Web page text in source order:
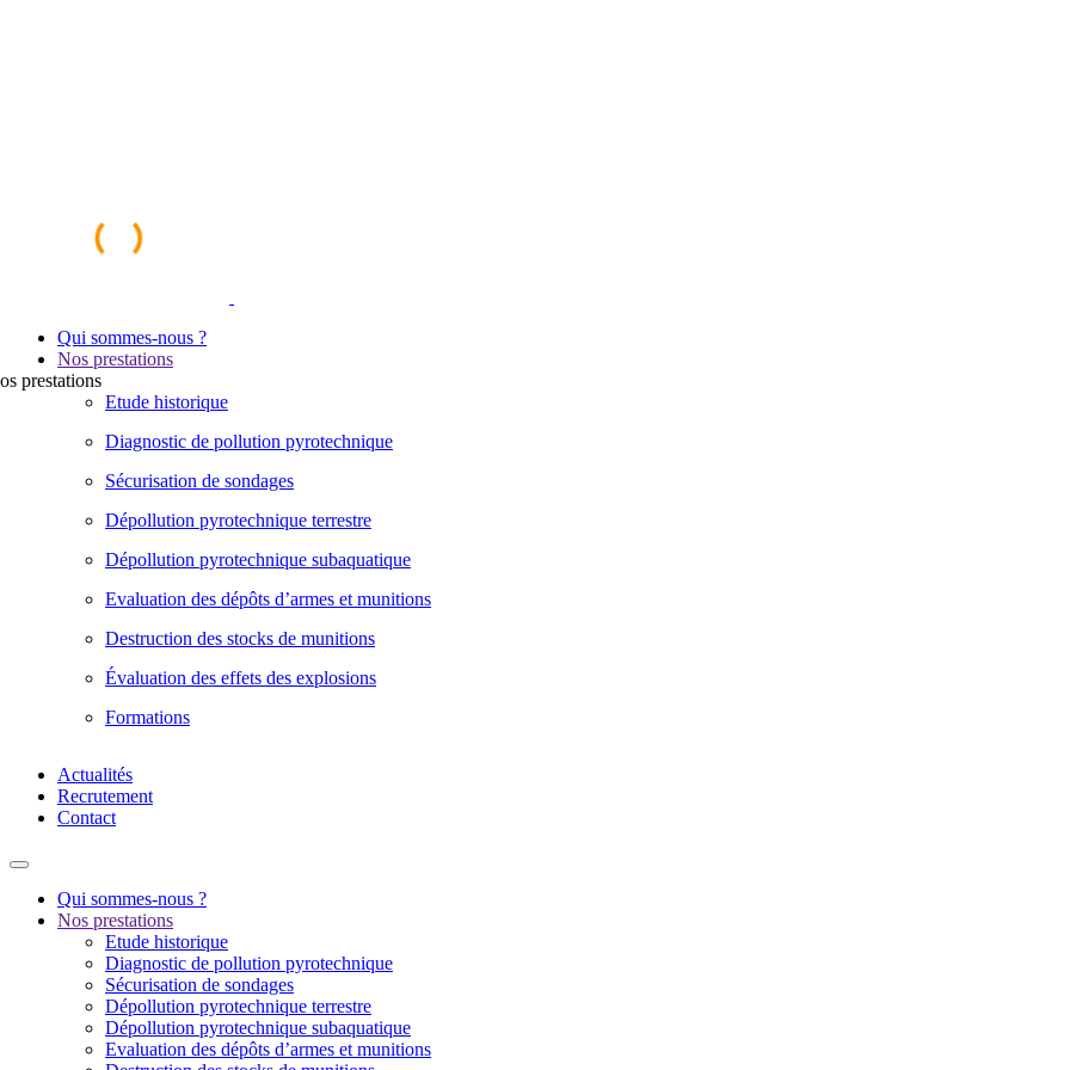
Qui sommes-nous ?
Nos prestations
prestations
Etude historique
Diagnostic de pollution pyrotechnique
Sécurisation de sondages
Dépollution pyrotechnique terrestre
Dépollution pyrotechnique subaquatique
Evaluation des dépôts d’armes et munitions
Destruction des stocks de munitions
Évaluation des effets des explosions
Formations
Actualités
Recrutement
Contact
Qui sommes-nous ?
Nos prestations
Etude historique
Diagnostic de pollution pyrotechnique
Sécurisation de sondages
Dépollution pyrotechnique terrestre
Dépollution pyrotechnique subaquatique
Evaluation des dépôts d’armes et munitions